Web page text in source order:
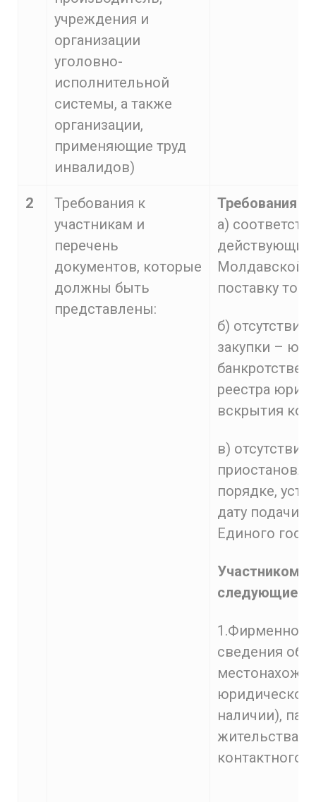
учреждения и
организации
уголовно-
исполнительной
системы, а также
организации,
применяющие труд
инвалидов)
2
Требования к
участникам и
перечень
документов, которые
должны быть
представлены:
Требования к
а)
действующим
Молдавской
поставку
б)
закупки –
банкротстве
реестра
вскрытия
в)
порядке,
дату подачи
Единого
Участником
следующие
1.Фирменное
сведения об
наличии),
жительства
контактного